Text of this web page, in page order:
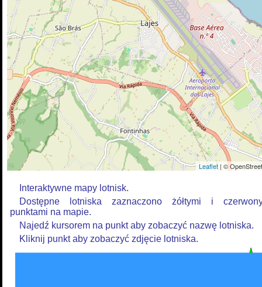
Leaflet | ©
Interaktywne mapy lotnisk.
Dostępne lotniska zaznaczono żółtymi i
punktami na mapie.
Najedź kursorem na punkt aby zobaczyć nazwę lotniska.
Kliknij punkt aby zobaczyć zdjęcie lotniska.